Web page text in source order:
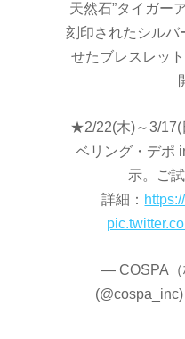
天然石”タイガー
刻印されたシルバ
せたブレスレッ
★2/22(木)～3/17(
ベリング・デポ
示。ご
詳細：
— COSPA（
(@cospa_inc)